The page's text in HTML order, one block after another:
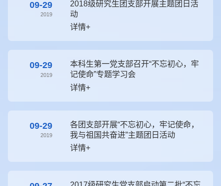
09-29
2019
2018级研究生团支部开展主题团日活
动
详情+
09-29
2019
本科生第一党支部召开“不忘初心，牢
记使命”专题学习会
详情+
09-29
2019
各团支部开展“不忘初心，牢记使命，
我与祖国共奋进”主题团日活动
详情+